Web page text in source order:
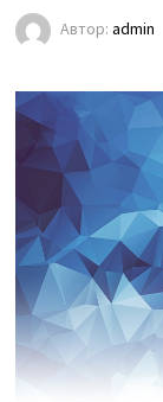
Автор: admin